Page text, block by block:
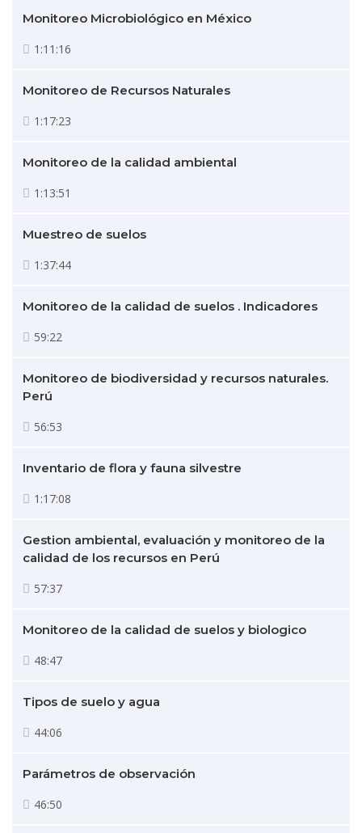
Monitoreo Microbiológico en México
1:11:16
Monitoreo de Recursos Naturales
1:17:23
Monitoreo de la calidad ambiental
1:13:51
Muestreo de suelos
1:37:44
Monitoreo de la calidad de suelos . Indicadores
59:22
Monitoreo de biodiversidad y recursos naturales.
Perú
56:53
Inventario de flora y fauna silvestre
1:17:08
Gestion ambiental, evaluación y monitoreo de la
calidad de los recursos en Perú
57:37
Monitoreo de la calidad de suelos y biologico
48:47
Tipos de suelo y agua
44:06
Parámetros de observación
46:50